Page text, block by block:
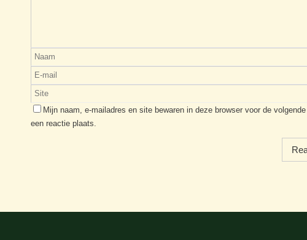
Mijn naam, e-mailadres en site bewaren in deze browser voor de
een reactie plaats.